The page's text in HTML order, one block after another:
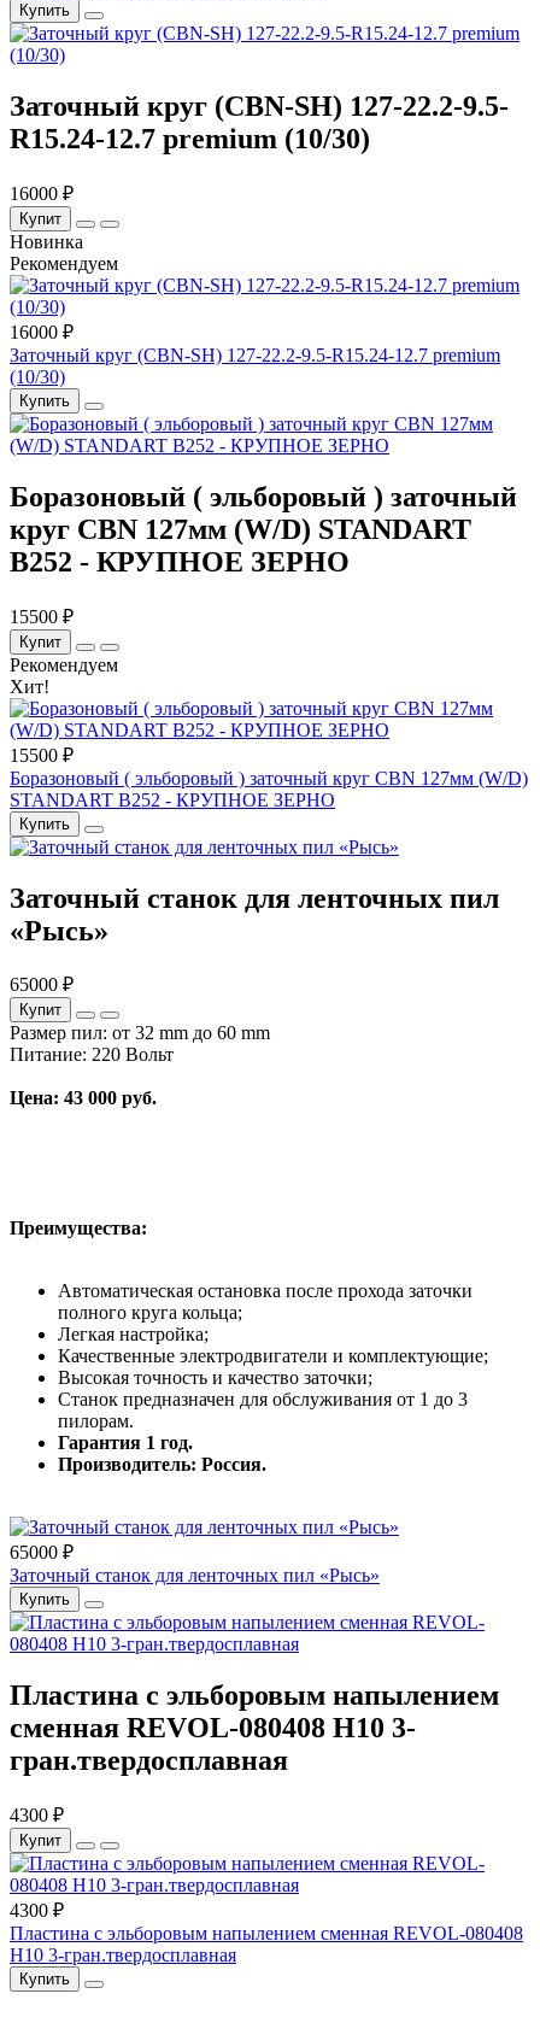
Купить
Заточный круг (CBN-SH) 127-22.2-9.5-
R15.24-12.7 premium (10/30)
16000 ₽
Купит
Новинка
Рекомендуем
16000 ₽
Заточный круг (CBN-SH) 127-22.2-9.5-R15.24-12.7 premium
(10/30)
Купить
Боразоновый ( эльборовый ) заточный
круг CBN 127мм (W/D) STANDART
B252 - КРУПНОЕ ЗЕРНО
15500 ₽
Купит
Рекомендуем
Хит!
15500 ₽
Боразоновый ( эльборовый ) заточный круг CBN 127мм (W/D)
STANDART B252 - КРУПНОЕ ЗЕРНО
Купить
Заточный станок для ленточных пил
«Рысь»
65000 ₽
Купит
Размер пил: от 32 mm до 60 mm
Питание: 220 Вольт
Цена: 43 000 руб.
Преимущества:
Автоматическая остановка после прохода заточки
полного круга кольца;
Легкая настройка;
Качественные электродвигатели и комплектующие;
Высокая точность и качество заточки;
Станок предназначен для обслуживания от 1 до 3
пилорам.
Гарантия 1 год.
Производитель: Россия.
65000 ₽
Заточный станок для ленточных пил «Рысь»
Купить
Пластина с эльборовым напылением
сменная REVOL-080408 Н10 3-
гран.твердосплавная
4300 ₽
Купит
4300 ₽
Пластина с эльборовым напылением сменная REVOL-080408
Н10 3-гран.твердосплавная
Купить